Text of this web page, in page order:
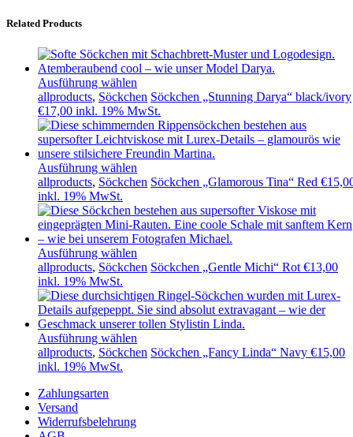
Related Products
Ausführung wählen
allproducts, Söckchen Söckchen „Stunning Darya“ black/ivory
€17,00 inkl. 19% MwSt.
Ausführung wählen
allproducts, Söckchen Söckchen „Glamorous Tina“ Red €
inkl. 19% MwSt.
Ausführung wählen
allproducts, Söckchen Söckchen „Gentle Michi“ Rot €13,00
inkl. 19% MwSt.
Ausführung wählen
allproducts, Söckchen Söckchen „Fancy Linda“ Navy €15,00
inkl. 19% MwSt.
Zahlungsarten
Versand
Widerrufsbelehrung